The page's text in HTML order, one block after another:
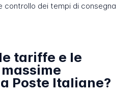
controllo dei tempi di consegna
tariffe e le
Poste Italiane?